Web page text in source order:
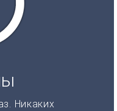
Никаких